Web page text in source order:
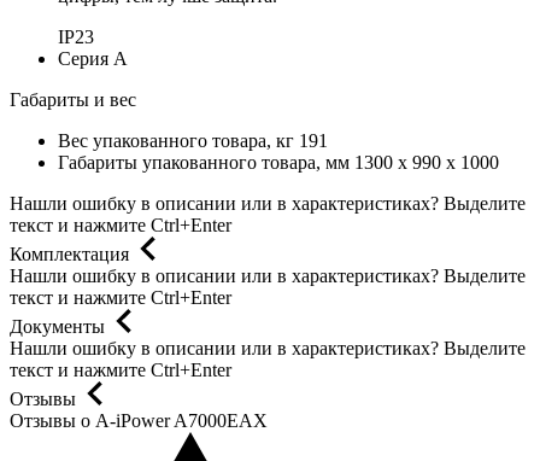
IP23
Серия A
Габариты и вес
Вес упакованного товара, кг 191
Габариты упакованного товара, мм 1300 x 990 x 1000
Нашли ошибку в описании или в характеристиках? Выделите
текст и нажмите Ctrl+Enter
Комплектация
Нашли ошибку в описании или в характеристиках? Выделите
текст и нажмите Ctrl+Enter
Документы
Нашли ошибку в описании или в характеристиках? Выделите
текст и нажмите Ctrl+Enter
Отзывы
Отзывы о A-iPower A7000EAX